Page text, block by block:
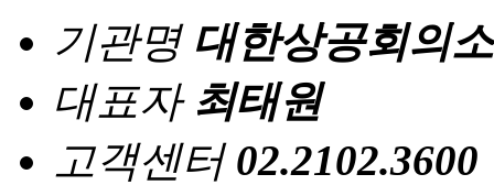
기관명 대한상공회의소
대표자 최태원
고객센터 02.2102.3600